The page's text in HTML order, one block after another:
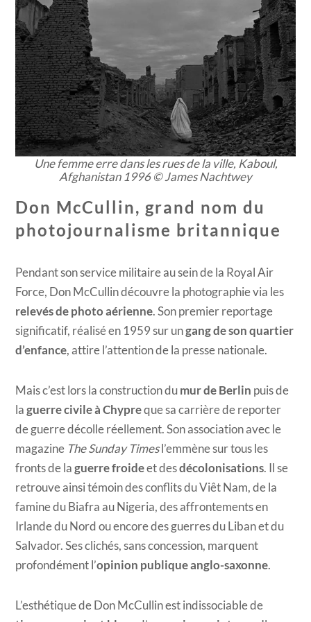
Une femme erre dans les rues de la ville, Kaboul,
Afghanistan 1996 © James Nachtwey
Don McCullin, grand nom du
photojournalisme britannique
Pendant son service militaire au sein de la Royal Air
Force, Don McCullin découvre la photographie via les
relevés de photo aérienne . Son premier reportage
significatif, réalisé en 1959 sur ungang de son quartier
d’enfance , attire l’attention de la presse nationale.
Mais c’est lors la construction du mur de Berlin puis de
laguerre civile à Chypreque sa carrière de reporter
de guerre décolle réellement. Son association avec le
magazine The Sunday Timesl’emmène sur tous les
fronts de laguerre froideet desdécolonisations . Il se
retrouve ainsi témoin des conflits du Viêt Nam, de la
famine du Biafra au Nigeria, des affrontements en
Irlande du Nord ou encore des guerres du Liban et du
Salvador. Ses clichés, sans concession, marquent
profondément l’opinion publique anglo-saxonne
L’esthétique de Don McCullin est indissociable de